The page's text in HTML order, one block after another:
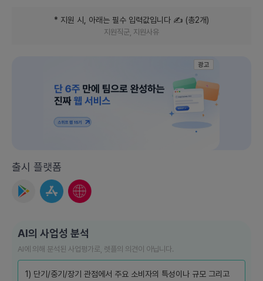
* 지원 시, 아래는 필수 입력값입니다 ✍️ (총2개)
지원직군, 지원사유
광고
출시 플랫폼
AI의 사업성 분석
AI에 의해 분석된 사업평가로, 렛플의 의견이 아닙니다.
1) 단기/중기/장기 관점에서 주요 소비자의 특성이나 규모 그리고